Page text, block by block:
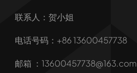
我们的服务
联系人：贺小姐
电话号码：+86 13600457738
邮箱 ：13600457738@163.com